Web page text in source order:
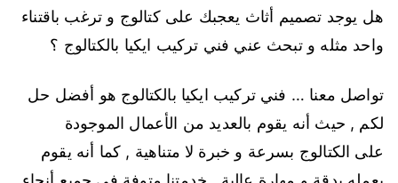
هل يوجد تصميم أثاث يعجبك على كتالوج و ترغب باقتناء
واحد مثله و تبحث عني فني تركيب ايكيا بالكتالوج ؟
تواصل معنا … فني تركيب ايكيا بالكتالوج هو أفضل حل
لكم , حيث أنه يقوم بالعديد من الأعمال الموجودة
على الكتالوج بسرعة و خبرة لا متناهية , كما أنه يقوم